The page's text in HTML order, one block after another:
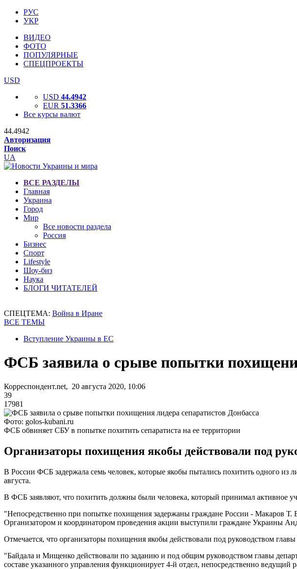
РУС
УКР
ВИДЕО
ФОТО
ПОПУЛЯРНЫЕ
СПЕЦПРОЕКТЫ
USD
USD 44.4942
EUR 51.3366
Все курсы валют
44.4942
Авторизация
Поиск
UA
ВСЕ РАЗДЕЛЫ
Главная
Украина
Город
Мир
Все новости раздела
Россия
Бизнес
Спорт
Lifestyle
Шоу-биз
Наука
БЛОГИ ЧИТАТЕЛЕЙ
СПЕЦТЕМА: Война в Иране
ВСЕ ТЕМЫ
Вступление Украины в ЕС
ФСБ заявила о срыве попытки
Корреспондент.net, 20 августа 2020, 10:06
39
17981
Фото: golos-kubani.ru
ФСБ обвиняет СБУ в попытке похитить сепаратиста на ее территории
Организаторы похищения якобы действовали под
В России ФСБ задержала семь человек, которые якобы пытались похитить одного
августа.
В ФСБ заявляют, что похитить должны были человека, который принимал активное
"Непосредственно при попытке похищения задержаны граждане России -
Организатором и координатором проведения акции выступили граждане Украины
Отмечается, что организаторы похищения якобы действовали под руководством
"Байдала и Мищенко действовали по заданию и под общим руководством главы
составе указанного управления функционирует 4-й отдел, непосредственно